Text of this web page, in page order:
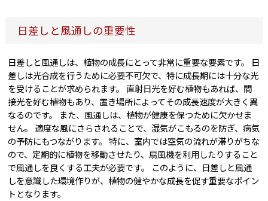
日差しと風通しの重要性
日差しと風通しは、植物の成長にとって非常に重要な要素です。 日
差しは光合成を行うために必要不可欠で、特に成長期には十分な光
を受けることが求められます。 直射日光を好む植物もあれば、間
接光を好む植物もあり、置き場所によってその成長速度が大きく異
なるのです。 また、風通しは、植物が健康を保つために欠かせま
せん。 適度な風にさらされることで、湿気がこもるのを防ぎ、病気
の予防にもつながります。 特に、室内では空気の流れが滞りがちな
ので、定期的に植物を移動させたり、扇風機を利用したりすること
で風通しを良くする工夫が必要です。 このように、日差しと風通
しを意識した環境作りが、植物の健やかな成長を促す重要なポイン
トとなります。